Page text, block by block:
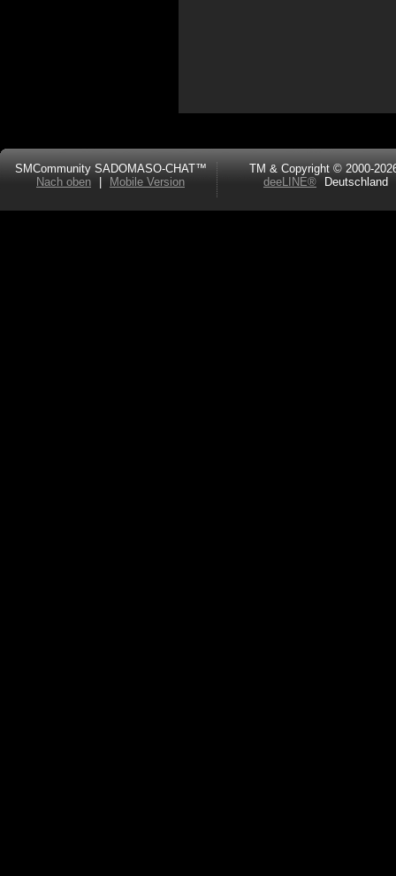
SMCommunity SADOMASO-CHAT™
Nach oben
Mobile Version
TM & Copyright © 2000-
deeLINE®
Deutschland